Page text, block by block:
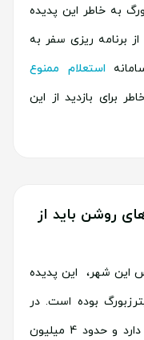
به خاطر این پدیده
برنامه ریزی سفر به
استعلام ممنوع
برای بازدید از این
روشن باید از
این شهر، این پدیده
بوده است. در
چنین زمانی، شهر حال و هوای خاصی دارد و حدود 4 میلیون